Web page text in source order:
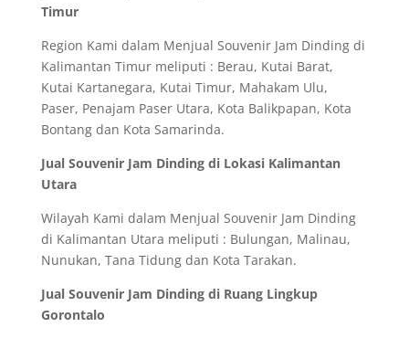
Timur
Region Kami dalam Menjual Souvenir Jam Dinding di
Kalimantan Timur meliputi : Berau, Kutai Barat,
Kutai Kartanegara, Kutai Timur, Mahakam Ulu,
Paser, Penajam Paser Utara, Kota Balikpapan, Kota
Bontang dan Kota Samarinda.
Jual Souvenir Jam Dinding di Lokasi Kalimantan
Utara
Wilayah Kami dalam Menjual Souvenir Jam Dinding
di Kalimantan Utara meliputi : Bulungan, Malinau,
Nunukan, Tana Tidung dan Kota Tarakan.
Jual Souvenir Jam Dinding di Ruang Lingkup
Gorontalo